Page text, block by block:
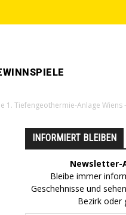
1. Tiefengeothermie-Anlage Wiens
INFORMIERT BLEIBEN
Newsletter-
Bleibe immer
Geschehnisse und
Bezirk oder